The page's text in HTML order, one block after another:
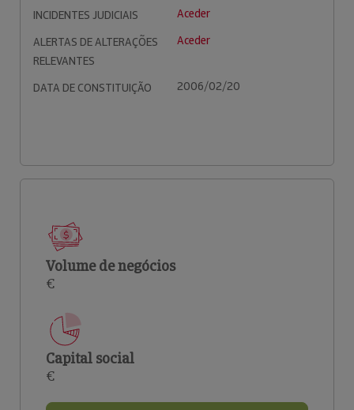
INCIDENTES JUDICIAIS
Aceder
ALERTAS DE ALTERAÇÕES
RELEVANTES
Aceder
DATA DE CONSTITUIÇÃO 2006/02/20
Volume de negócios
€
Capital social
€